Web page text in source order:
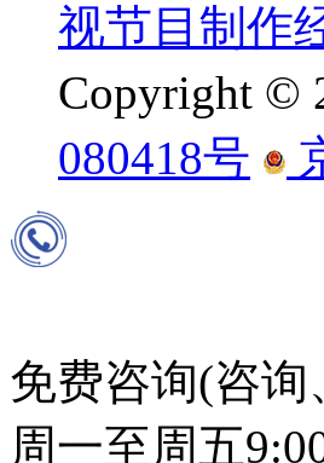
视节目制作
Copyright ©
080418号
免费咨询(咨
周一至周五